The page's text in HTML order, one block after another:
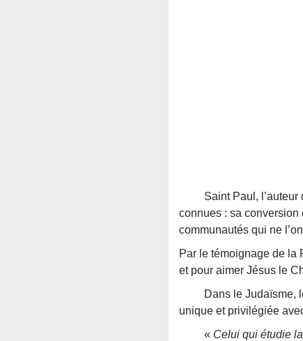
Saint Paul, l’auteur
connues : sa conversion
communautés qui ne
Par le témoignage de la
et pour aimer Jésus le
Dans le Judaïsme, le
unique et privilégiée
« Celui qui étudie